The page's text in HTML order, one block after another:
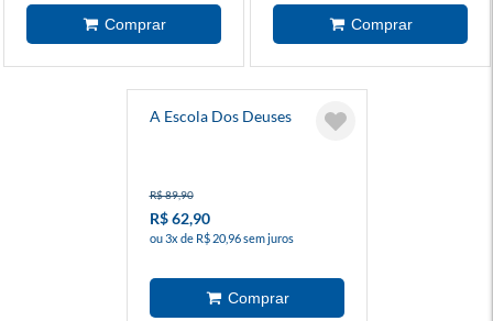
A Escola Dos Deuses
R$ 89,90
R$ 62,90
ou 3x de R$ 20,96 sem juros